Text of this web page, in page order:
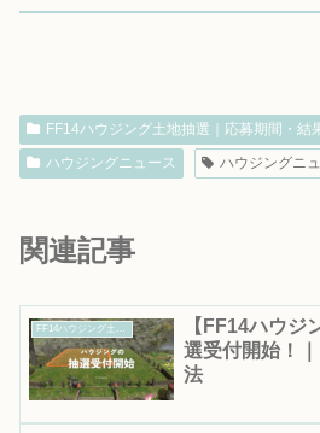
FF14ハウジング土地抽選｜応募期間・結
ハウジングニュース
ハウジングニ
関連記事
【FF14ハウジ
選受付開始！
法